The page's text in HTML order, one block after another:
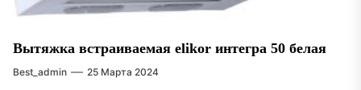
Вытяжка встраиваемая elikor интегра 50 белая
Best_admin 25 Марта 2024